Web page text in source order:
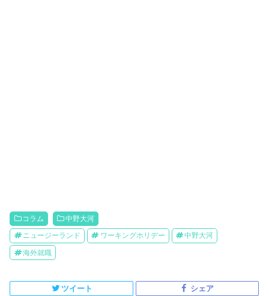
コラム 中野大河
ニュージーランド ワーキングホリデー 中野大河
海外就職
ツイート シェア